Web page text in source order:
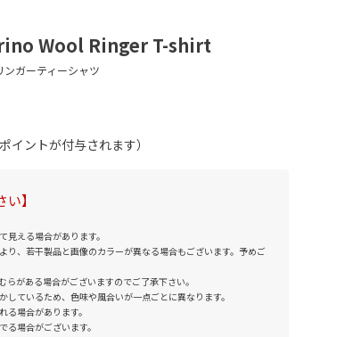
Wool Ringer T-shirt
イントが付与されます）
】
える場合があります。
り、若干製品と画像のカラーが異なる場合もございます。予めご
がある場合がございますのでご了承下さい。
ているため、色味や風合いが一点ごとに異なります。
る場合があります。
場合がございます。